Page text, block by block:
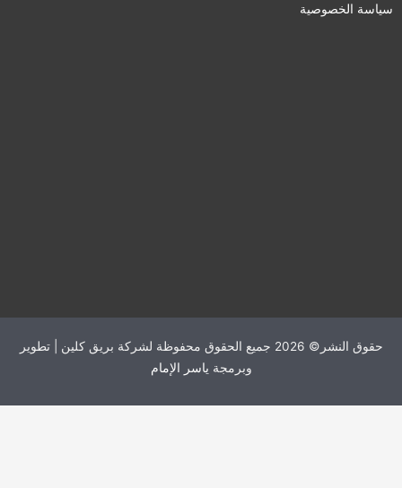
سياسة الخصوصية
حقوق النشر© 2026 جميع الحقوق محفوظة لشركة بريق كلين | تطوير
وبرمجة ياسر الإمام